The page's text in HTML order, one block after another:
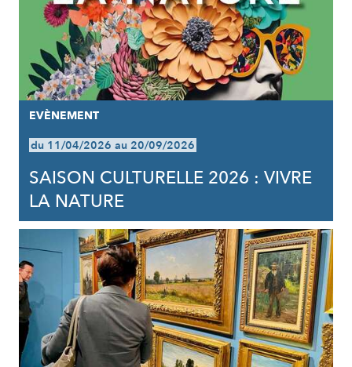
EVÈNEMENT
du 11/04/2026 au 20/09/2026
SAISON CULTURELLE 2026 : VIVRE
LA NATURE